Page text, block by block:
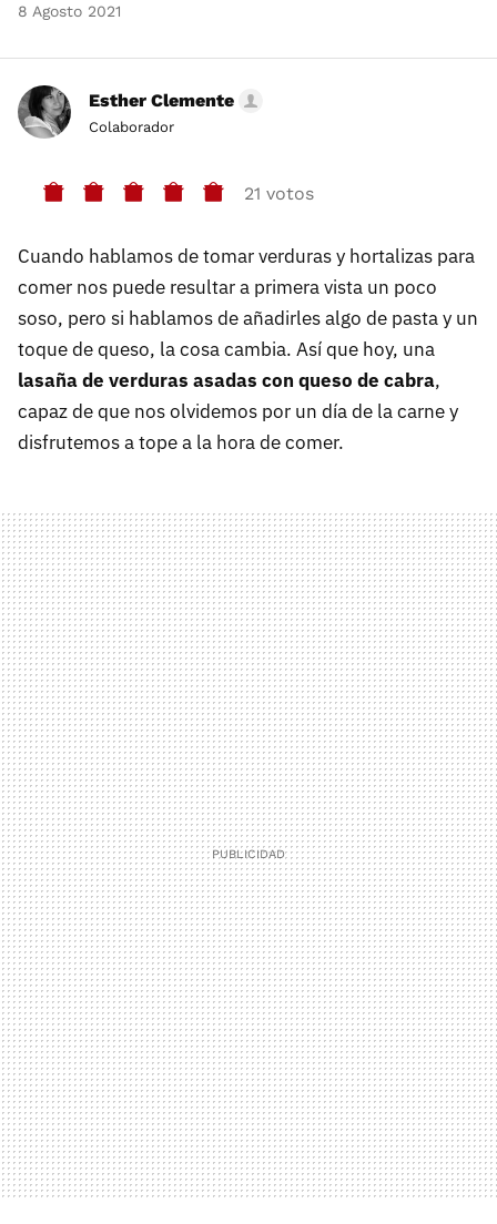
8 Agosto 2021
Esther Clemente
Colaborador
21 votos
Cuando hablamos de tomar verduras y hortalizas para
comer nos puede resultar a primera vista un poco
soso, pero si hablamos de añadirles algo de pasta y un
toque de queso, la cosa cambia. Así que hoy, una
lasaña de verduras asadas con queso de cabra,
capaz de que nos olvidemos por un día de la carne y
disfrutemos a tope a la hora de comer.